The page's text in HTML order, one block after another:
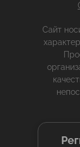
Сайт